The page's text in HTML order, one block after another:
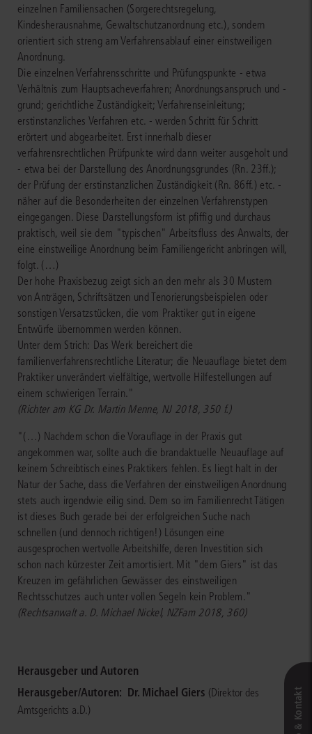
einzelnen Familiensachen (Sorgerechtsregelung,
Kindesherausnahme, Gewaltschutzanordnung etc.), sondern
orientiert sich streng am Verfahrensablauf einer einstweiligen
Anordnung.
Die einzelnen Verfahrensschritte und Prüfungspunkte - etwa
Verhältnis zum Hauptsacheverfahren; Anordnungsanspruch und -
grund; gerichtliche Zuständigkeit; Verfahrenseinleitung;
erstinstanzliches Verfahren etc. - werden Schritt für Schritt
erörtert und abgearbeitet. Erst innerhalb dieser
verfahrensrechtlichen Prüfpunkte wird dann weiter ausgeholt und
- etwa bei der Darstellung des Anordnungsgrundes (Rn. 23ff.);
der Prüfung der erstinstanzlichen Zuständigkeit (Rn. 86ff.) etc. -
näher auf die Besonderheiten der einzelnen Verfahrenstypen
eingegangen. Diese Darstellungsform ist pfiffig und durchaus
praktisch, weil sie dem "typischen" Arbeitsfluss des Anwalts, der
eine einstweilige Anordnung beim Familiengericht anbringen will,
folgt. (…)
Der hohe Praxisbezug zeigt sich an den mehr als 30 Mustern
von Anträgen, Schriftsätzen und Tenorierungsbeispielen oder
sonstigen Versatzstücken, die vom Praktiker gut in eigene
Entwürfe übernommen werden können.
Unter dem Strich: Das Werk bereichert die
familienverfahrensrechtliche Literatur; die Neuauflage bietet dem
Praktiker unverändert vielfältige, wertvolle Hilfestellungen auf
einem schwierigen Terrain."
(Richter am KG Dr. Martin Menne, NJ 2018, 350 f.)
"(…) Nachdem schon die Vorauflage in der Praxis gut
angekommen war, sollte auch die brandaktuelle Neuauflage auf
keinem Schreibtisch eines Praktikers fehlen. Es liegt halt in der
Natur der Sache, dass die Verfahren der einstweiligen Anordnung
stets auch irgendwie eilig sind. Dem so im Familienrecht Tätigen
ist dieses Buch gerade bei der erfolgreichen Suche nach
schnellen (und dennoch richtigen!) Lösungen eine
ausgesprochen wertvolle Arbeitshilfe, deren Investition sich
schon nach kürzester Zeit amortisiert. Mit "dem Giers" ist das
Kreuzen im gefährlichen Gewässer des einstweiligen
Rechtsschutzes auch unter vollen Segeln kein Problem."
(Rechtsanwalt a. D. Michael Nickel, NZFam 2018, 360)
Herausgeber und Autoren
Herausgeber/Autoren: Dr. Michael Giers (Direktor des
Amtsgerichts a.D.)